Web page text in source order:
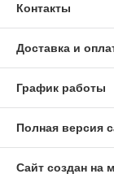
Контакты
Доставка и
График работы
Полная версия
Сайт создан на